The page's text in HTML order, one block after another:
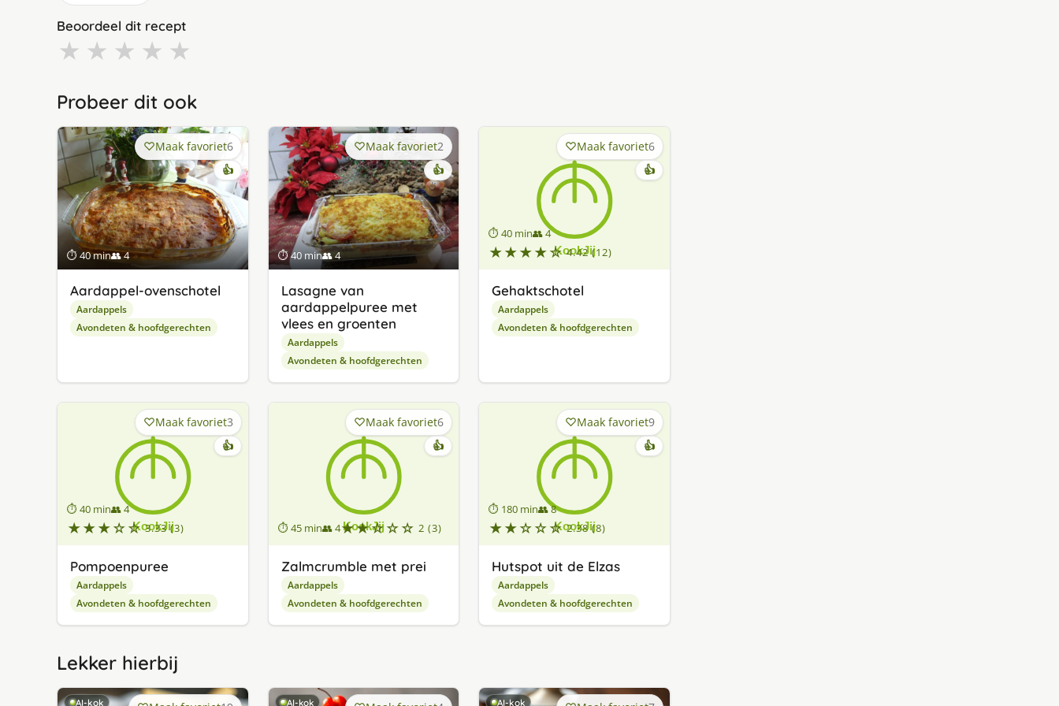
Beoordeel dit recept
★ ★ ★ ★ ★
Probeer dit ook
⏱ 40 min👥 4
Maak favoriet6
👍
Aardappel-ovenschotel
Aardappels
Avondeten & hoofdgerechten
⏱ 40 min👥 4
Maak favoriet2
👍
Lasagne van
aardappelpuree met
vlees en groenten
Aardappels
Avondeten & hoofdgerechten
⏱ 40 min👥 4
★★★★☆ 4.42 (12)
Maak favoriet6
👍
Gehaktschotel
Aardappels
Avondeten & hoofdgerechten
⏱ 40 min👥 4
★★★☆☆ 3.33 (3)
Maak favoriet3
👍
Pompoenpuree
Aardappels
Avondeten & hoofdgerechten
⏱ 45 min👥 4★★☆☆☆ 2 (3)
Maak favoriet6
👍
Zalmcrumble met prei
Aardappels
Avondeten & hoofdgerechten
⏱ 180 min👥 8
★★☆☆☆ 2.38 (8)
Maak favoriet9
👍
Hutspot uit de Elzas
Aardappels
Avondeten & hoofdgerechten
Lekker hierbij
AI-kok AI-kok AI-kok